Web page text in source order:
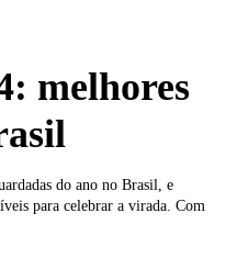
melhores
do ano no Brasil, e
para celebrar a virada. Com